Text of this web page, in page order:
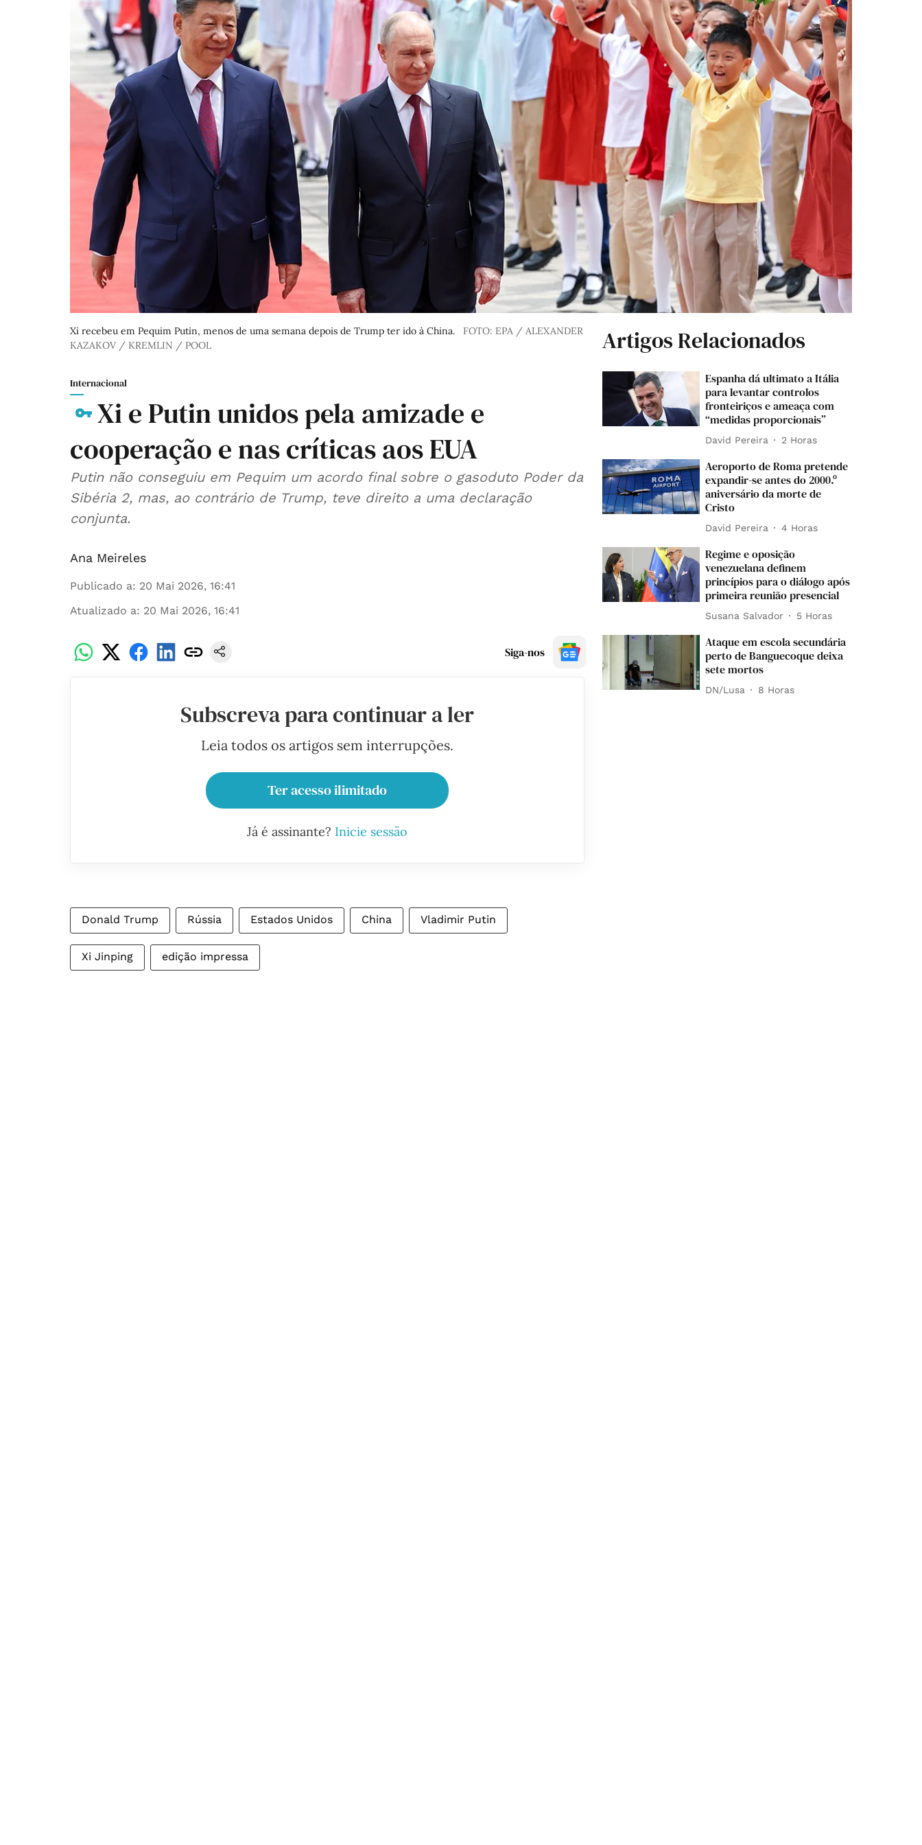
Xi recebeu em Pequim Putin, menos de uma semana depois de Trump ter ido à China.
FOTO: EPA / ALEXANDER
KAZAKOV / KREMLIN / POOL
Internacional
Xi e Putin unidos pela amizade e
cooperação e nas críticas aos EUA
Putin não conseguiu em Pequim um acordo final sobre o gasoduto Poder da
Sibéria 2, mas, ao contrário de Trump, teve direito a uma declaração
conjunta.
Ana Meireles
Publicado a: 20 Mai 2026, 16:41
Atualizado a: 20 Mai 2026, 16:41
Siga-nos
Subscreva para continuar a ler
Leia todos os artigos sem interrupções.
Ter acesso ilimitado
Já é assinante? Inicie sessão
Donald Trump Rússia Estados Unidos China Vladimir Putin
Xi Jinping edição impressa
Artigos Relacionados
Espanha dá ultimato a Itália
para levantar controlos
fronteiriços e ameaça com
“medidas proporcionais”
David Pereira 2 Horas
Aeroporto de Roma pretende
expandir-se antes do 2000.º
aniversário da morte de
Cristo
David Pereira 4 Horas
Regime e oposição
venezuelana definem
princípios para o diálogo após
primeira reunião presencial
Susana Salvador 5 Horas
Ataque em escola secundária
perto de Banguecoque deixa
sete mortos
DN/Lusa 8 Horas